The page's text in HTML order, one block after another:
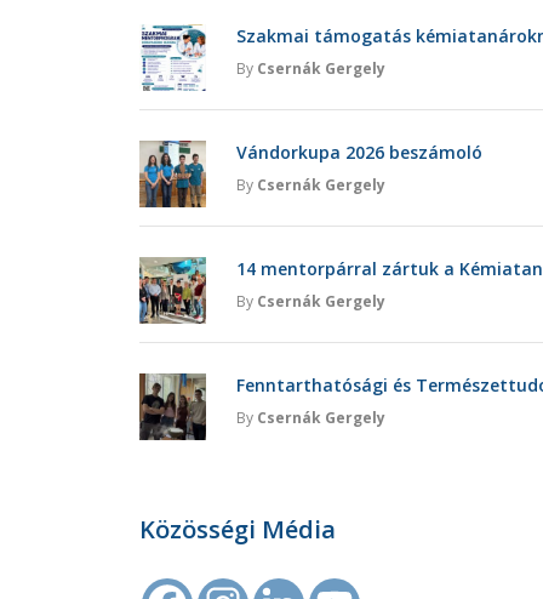
Szakmai támogatás
By Csernák Gergely
Vándorkupa 2026 beszámoló
By Csernák Gergely
14 mentorpárral zártuk a
By Csernák Gergely
Fenntarthatósági és
By Csernák Gergely
Közösségi Média